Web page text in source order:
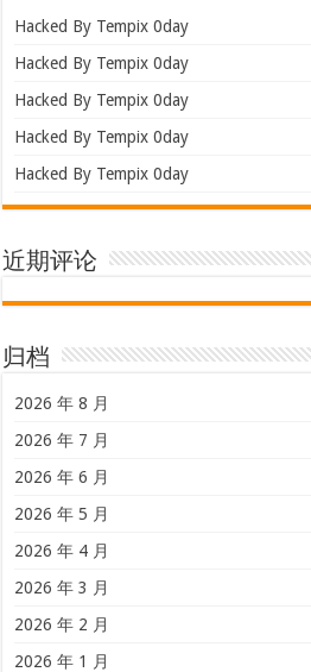
Hacked By Tempix 0day
Hacked By Tempix 0day
Hacked By Tempix 0day
Hacked By Tempix 0day
Hacked By Tempix 0day
近期评论
归档
2026 年 8 月
2026 年 7 月
2026 年 6 月
2026 年 5 月
2026 年 4 月
2026 年 3 月
2026 年 2 月
2026 年 1 月